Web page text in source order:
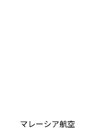
マレーシア航空